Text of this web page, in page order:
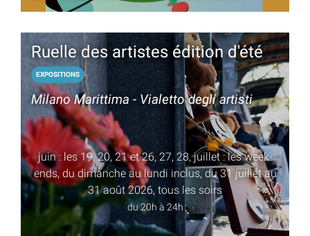
Romagne et s'amuser ensemble
Ruelle des artistes édition d'été
EXPOSITIONS
Milano Marittima - Vialetto degli artisti
juin : les 19, 20, 21 et 26, 27, 28, juillet : les week-
ends, du dimanche au lundi inclus, du 31 juillet au
31 août 2026, tous les soirs
du 20h à 24h